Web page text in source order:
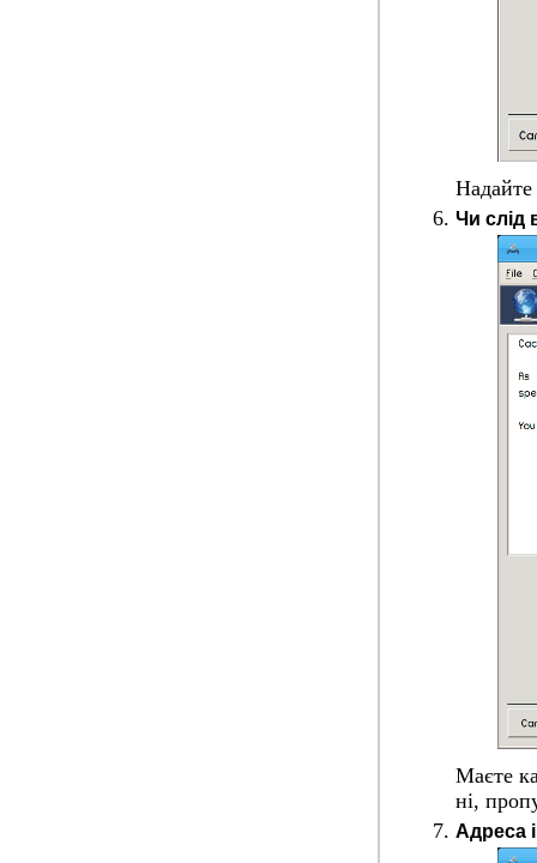
Чи слід
Маєте
ні,
Адреса